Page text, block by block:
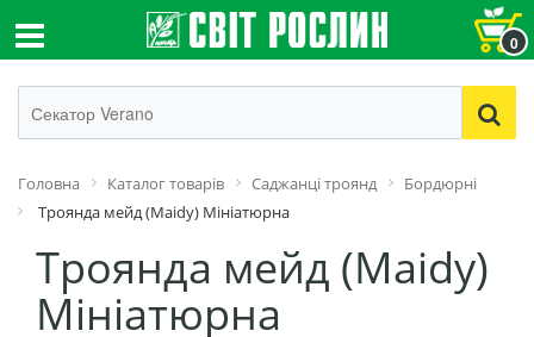
0
Головна Каталог товарів Cаджанці троянд
Бордюрні
Троянда мейд (Maidy) Мініатюрна
Троянда мейд (Maidy)
Мініатюрна